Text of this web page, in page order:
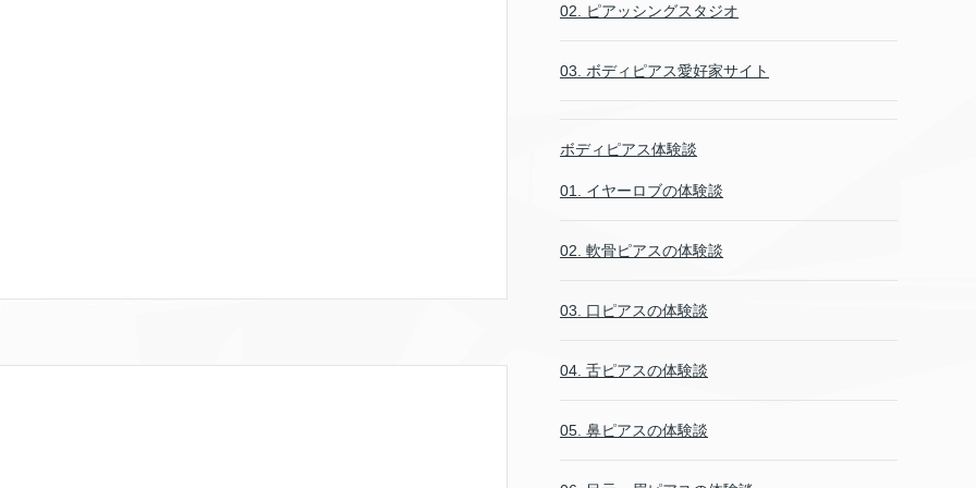
02. ピアッシングスタジオ
03. ボディピアス愛好家サイト
ボディピアス体験談
01. イヤーロブの体験談
02. 軟骨ピアスの体験談
03. 口ピアスの体験談
04. 舌ピアスの体験談
05. 鼻ピアスの体験談